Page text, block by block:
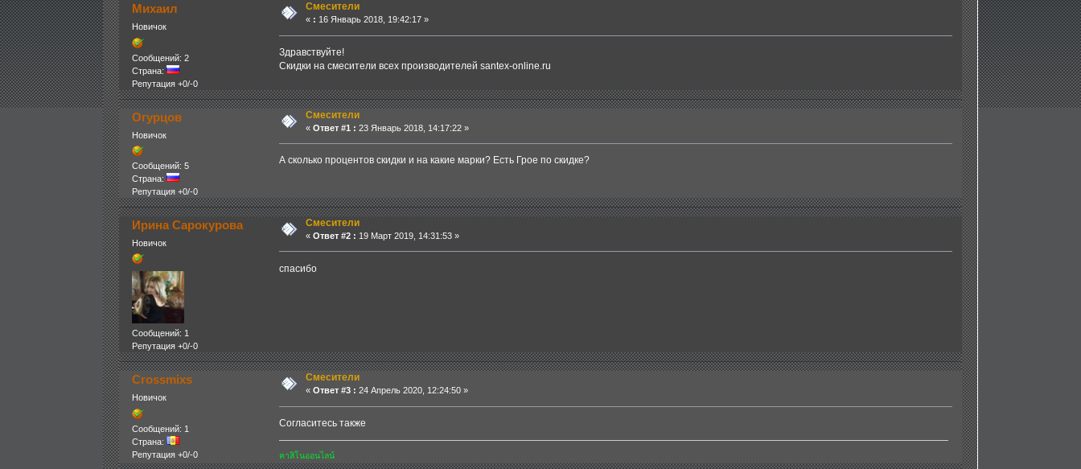
Михаил
Новичок
Сообщений: 2
Страна:
Репутация +0/-0
Смесители
« : 16 Январь 2018, 19:42:17 »
Здравствуйте!
Скидки на смесители всех производителей santex-online.ru
Огурцов
Новичок
Сообщений: 5
Страна:
Репутация +0/-0
Смесители
« Ответ #1 : 23 Январь 2018, 14:17:22 »
А сколько процентов скидки и на какие марки? Есть Грое по скидке?
Ирина Сарокурова
Новичок
Сообщений: 1
Репутация +0/-0
Смесители
« Ответ #2 : 19 Март 2019, 14:31:53 »
спасибо
Crossmixs
Новичок
Сообщений: 1
Страна:
Репутация +0/-0
Смесители
« Ответ #3 : 24 Апрель 2020, 12:24:50 »
Согласитесь также
คาสิโนออนไลน์